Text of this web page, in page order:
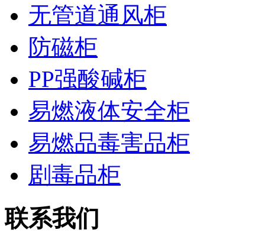
无管道通风柜
防磁柜
PP强酸碱柜
易燃液体安全柜
易燃品毒害品柜
剧毒品柜
联系我们